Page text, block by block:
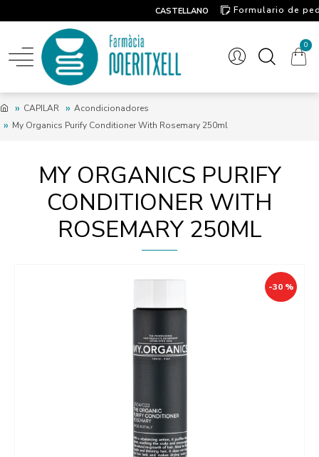
CASTELLANO
Formulario de
0
CAPILAR
Acondicionadores
My Organics Purify Conditioner With Rosemary 250ml
MY ORGANICS PURIFY
CONDITIONER WITH
ROSEMARY 250ML
-30 %